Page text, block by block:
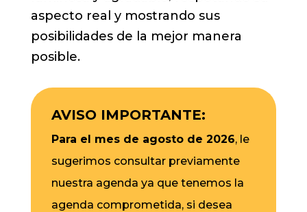
aspecto real y mostrando sus
posibilidades de la mejor manera
posible.
AVISO IMPORTANTE:
Para el mes de agosto de 2026, le
sugerimos consultar previamente
nuestra agenda ya que tenemos la
agenda comprometida, si desea